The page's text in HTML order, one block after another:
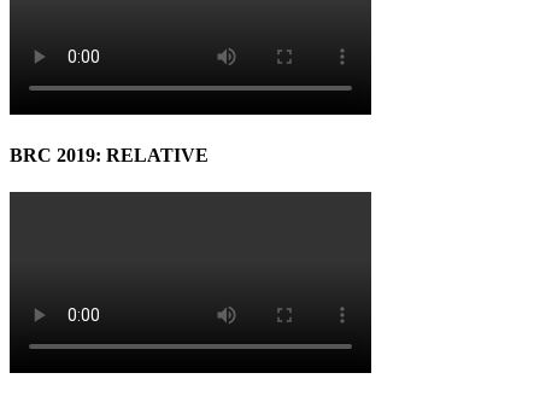
BRC 2019: RELATIVE